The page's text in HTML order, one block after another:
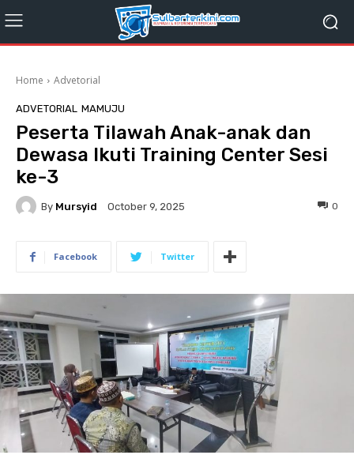
Home Advetorial
ADVETORIAL MAMUJU
Peserta Tilawah Anak-anak dan
Dewasa Ikuti Training Center Sesi
ke-3
By Mursyid October 9, 2025 0
Facebook Twitter